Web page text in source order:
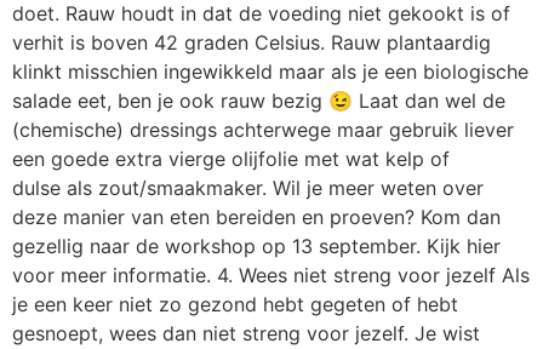
doet. Rauw houdt in dat de voeding niet gekookt is of
verhit is boven 42 graden Celsius. Rauw plantaardig
klinkt misschien ingewikkeld maar als je een biologische
salade eet, ben je ook rauw bezig 😉 Laat dan wel de
(chemische) dressings achterwege maar gebruik liever
een goede extra vierge olijfolie met wat kelp of
dulse als zout/smaakmaker. Wil je meer weten over
deze manier van eten bereiden en proeven? Kom dan
gezellig naar de workshop op 13 september. Kijk hier
voor meer informatie. 4. Wees niet streng voor jezelf Als
je een keer niet zo gezond hebt gegeten of hebt
gesnoept, wees dan niet streng voor jezelf. Je wist